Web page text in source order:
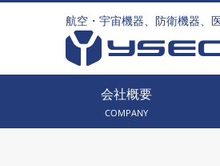
航空・宇宙機器、防衛機器、
会社概要
COMPANY